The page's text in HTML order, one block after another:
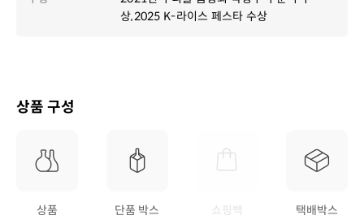
상,2025 K-라이스 페스타 수상
상품 구성
상품 단품 박스 쇼핑백 택배박스